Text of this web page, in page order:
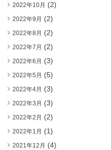
2022年10月 (2)
2022年9月 (2)
2022年8月 (2)
2022年7月 (2)
2022年6月 (3)
2022年5月 (5)
2022年4月 (3)
2022年3月 (3)
2022年2月 (2)
2022年1月 (1)
2021年12月 (4)